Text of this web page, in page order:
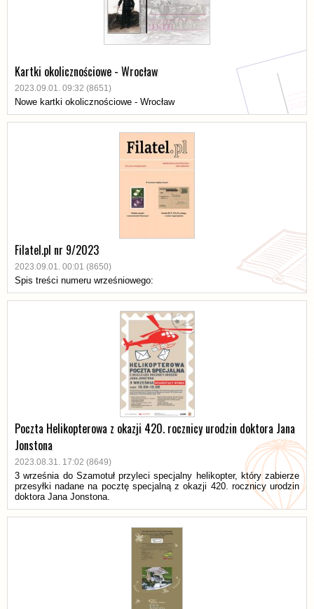
Kartki okolicznościowe - Wrocław
2023.09.01. 09:32 (8651)
Nowe kartki okolicznościowe - Wrocław
Filatel.pl nr 9/2023
2023.09.01. 00:01 (8650)
Spis treści numeru wrześniowego:
Poczta Helikopterowa z okazji 420. rocznicy urodzin doktora Jana
Jonstona
2023.08.31. 17:02 (8649)
3 września do Szamotuł przyleci specjalny helikopter, który zabierze
przesyłki nadane na pocztę specjalną z okazji 420. rocznicy urodzin
doktora Jana Jonstona.